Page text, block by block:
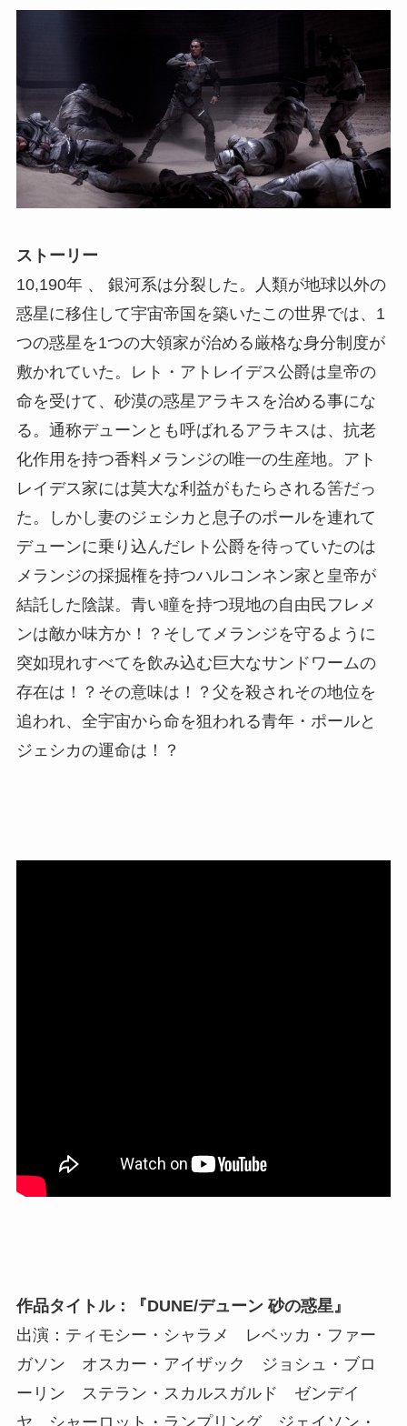
ストーリー
10,190年 、 銀河系は分裂した。人類が地球以外の
惑星に移住して宇宙帝国を築いたこの世界では、1
つの惑星を1つの大領家が治める厳格な身分制度が
敷かれていた。レト・アトレイデス公爵は皇帝の
命を受けて、砂漠の惑星アラキスを治める事にな
る。通称デューンとも呼ばれるアラキスは、抗老
化作用を持つ香料メランジの唯一の生産地。アト
レイデス家には莫大な利益がもたらされる筈だっ
た。しかし妻のジェシカと息子のポールを連れて
デューンに乗り込んだレト公爵を待っていたのは
メランジの採掘権を持つハルコンネン家と皇帝が
結託した陰謀。青い瞳を持つ現地の自由民フレメ
ンは敵か味方か！？そしてメランジを守るように
突如現れすべてを飲み込む巨大なサンドワームの
存在は！？その意味は！？父を殺されその地位を
追われ、全宇宙から命を狙われる青年・ポールと
ジェシカの運命は！？
作品タイトル：『DUNE/デューン 砂の惑星』
出演：ティモシー・シャラメ レベッカ・ファー
ガソン オスカー・アイザック ジョシュ・ブロ
ーリン ステラン・スカルスガルド ゼンデイ